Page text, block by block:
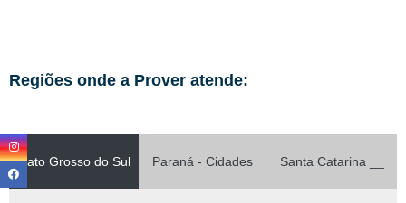
Regiões onde a Prover atende:
Mato Grosso do Sul Paraná - Cidades Santa Catarina __